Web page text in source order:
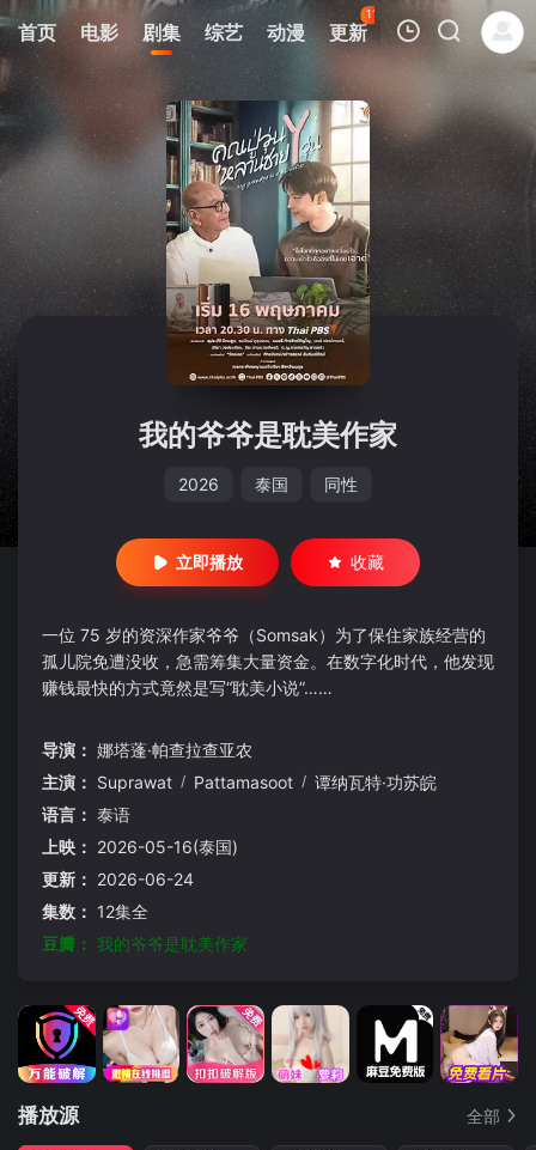
首页 电影 剧集 综艺 动漫 更新
110
热榜 APP
我的观影记录
暂无观看影片的记录
我的爷爷是耽美作家
2026 泰国 同性
立即播放 收藏
一位 75 岁的资深作家爷爷（Somsak）为了保住家族经营的
孤儿院免遭没收，急需筹集大量资金。在数字化时代，他发现
赚钱最快的方式竟然是写“耽美小说”……
导演： 娜塔蓬·帕查拉查亚农
主演： Suprawat / Pattamasoot / 谭纳瓦特·功苏皖
语言： 泰语
上映： 2026-05-16(泰国)
更新： 2026-06-24
集数： 12集全
豆瓣： 我的爷爷是耽美作家
播放源 全部